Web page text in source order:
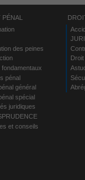
des peines
fondamentaux
pénal
général
spécial
juridiques
et conseils